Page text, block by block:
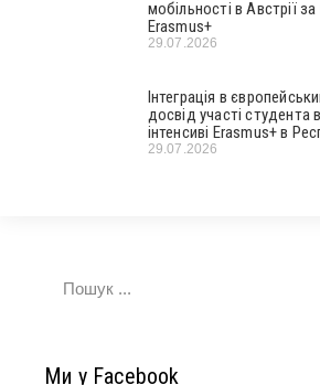
мобільності в Австрії
Erasmus+
29.07.2026
Інтеграція в
досвід участі студента
інтенсиві Erasmus+ в
29.07.2026
Ми у Facebook